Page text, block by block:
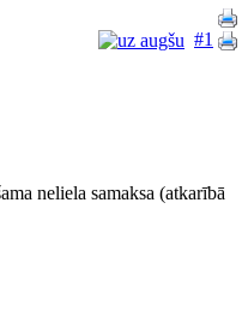
#1
neliela samaksa (atkarībā